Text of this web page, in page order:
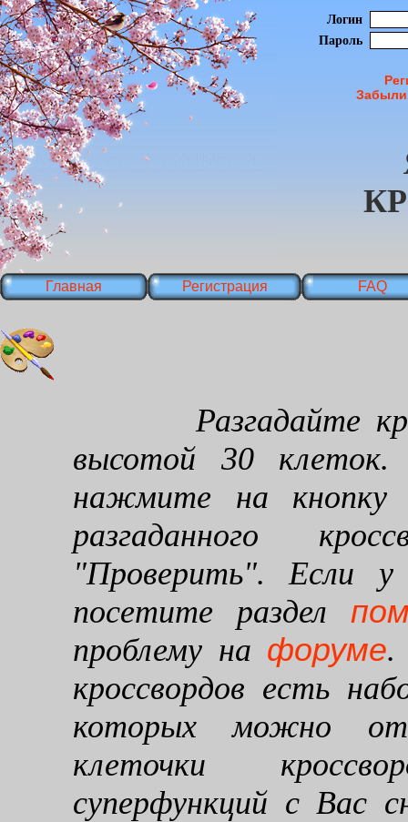
Логин
Пароль
Главная Регистрация FAQ
Разгадайте
высотой 30 клеток.
нажмите на кнопку
разгаданного
"Проверить". Если
посетите раздел
проблему на форуме.
кроссвордов есть
которых можно
клеточки
суперфункций с Вас